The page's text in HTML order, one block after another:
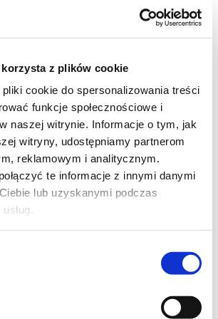
z plików cookie
cookie do spersonalizowania treści
funkcje społecznościowe i
naszej witrynie. Informacje o tym, jak
witryny, udostępniamy partnerom
reklamowym i analitycznym.
te informacje z innymi danymi
lub uzyskanymi podczas
krojonych pomidorów bez skórki
fasoli (250 g po
(250 g po osączeniu)
suszonego oregano
chili
mielonego kminu rzymskiego
mielonej kolendry
wędzonej papryki w proszku